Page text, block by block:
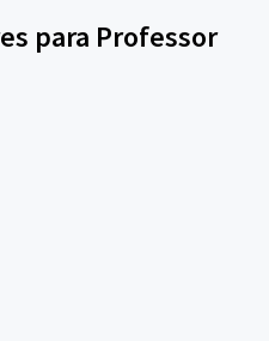
para Professor